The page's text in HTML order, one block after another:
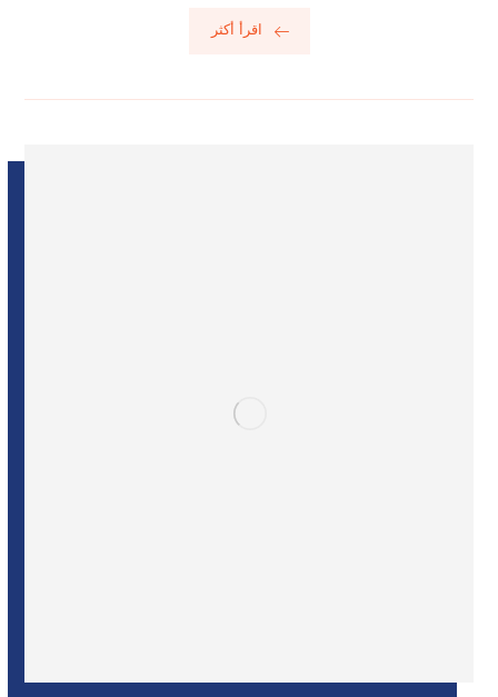
اقرأ أكثر